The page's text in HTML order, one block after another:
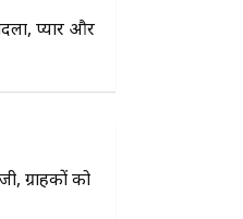
प्यार और
ग्राहकों को